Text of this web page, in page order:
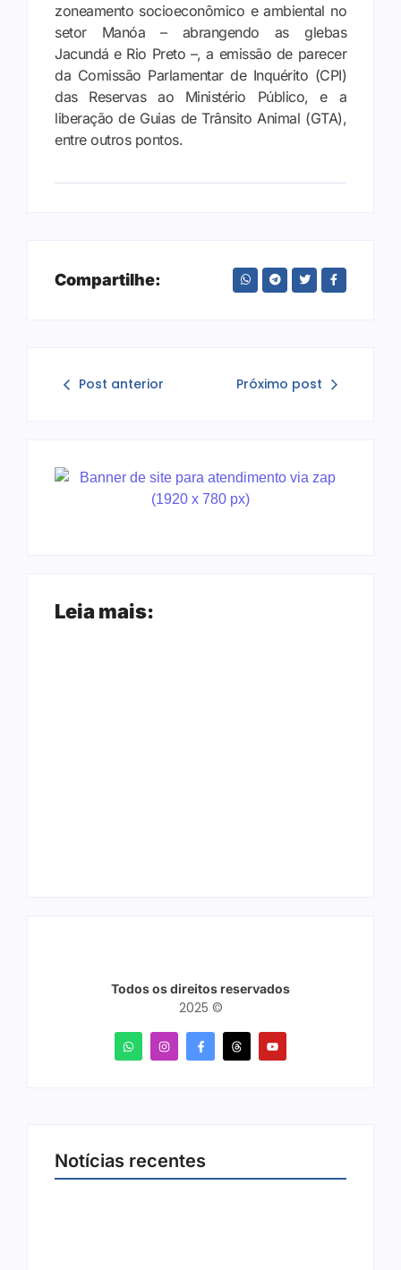
zoneamento socioeconômico e ambiental no
setor Manóa – abrangendo as glebas
Jacundá e Rio Preto –, a emissão de parecer
da Comissão Parlamentar de Inquérito (CPI)
das Reservas ao Ministério Público, e a
liberação de Guias de Trânsito Animal (GTA),
entre outros pontos.
Compartilhe:
Post anterior Próximo post
Leia mais:
Todos os direitos reservados
2025 ©
Notícias recentes